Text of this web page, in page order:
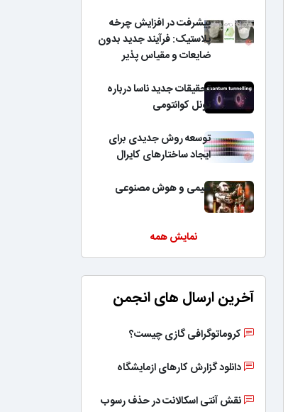
پیشرفت در افزایش چرخه
پلاستیک: فرآیند جدید بدون
ضایعات و مقیاس پذیر
تحقیقات جدید ناسا درباره
تونل کوانتومی
توسعه روش جدیدی برای
ایجاد ساختارهای کایرال
شیمی و هوش مصنوعی
نمایش همه
آخرین ارسال های انجمن
کروماتوگرافی گازی چیست؟
دانلود گزارش کارهای ازمایشگاه
نقش آنتی اسکالانت در حذف رسوب